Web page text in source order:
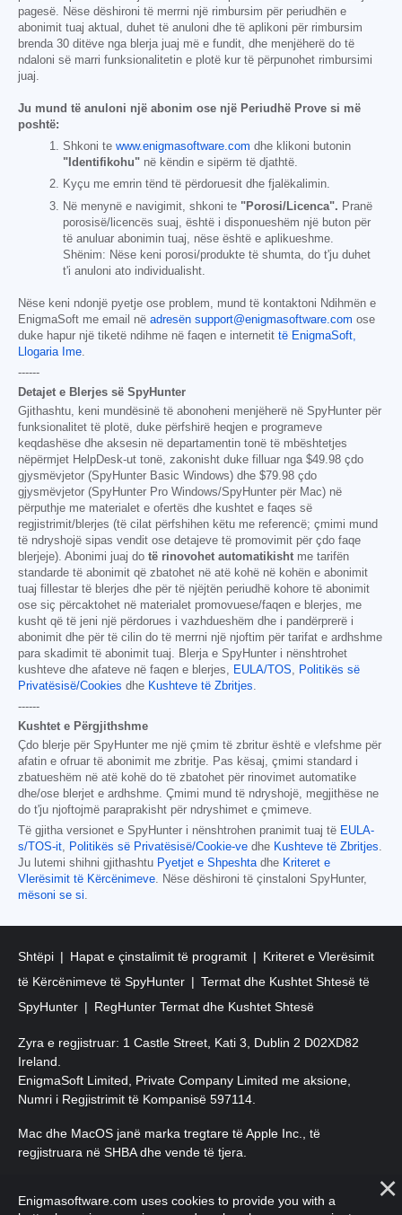
pagesë. Nëse dëshironi të merrni një rimbursim për periudhën e
abonimit tuaj aktual, duhet të anuloni dhe të aplikoni për rimbursim
brenda 30 ditëve nga blerja juaj më e fundit, dhe menjëherë do të
ndaloni së marri funksionalitetin e plotë kur të përpunohet rimbursimi
juaj.
Ju mund të anuloni një abonim ose një Periudhë Prove si më
poshtë:
Shkoni te www.enigmasoftware.com dhe klikoni butonin
"Identifikohu" në këndin e sipërm të djathtë.
Kyçu me emrin tënd të përdoruesit dhe fjalëkalimin.
Në menynë e navigimit, shkoni te "Porosi/Licenca". Pranë
porosisë/licencës suaj, është i disponueshëm një buton për
të anuluar abonimin tuaj, nëse është e aplikueshme.
Shënim: Nëse keni porosi/produkte të shumta, do t'ju duhet
t'i anuloni ato individualisht.
Nëse keni ndonjë pyetje ose problem, mund të kontaktoni Ndihmën e
EnigmaSoft me email në adresën support@enigmasoftware.com ose
duke hapur një tiketë ndihme në faqen e internetit të EnigmaSoft,
Llogaria Ime
------
Detajet e Blerjes së SpyHunter
Gjithashtu, keni mundësinë të abonoheni menjëherë në SpyHunter për
funksionalitet të plotë, duke përfshirë heqjen e programeve
keqdashëse dhe aksesin në departamentin tonë të mbështetjes
nëpërmjet HelpDesk-ut tonë, zakonisht duke filluar nga $49.98 çdo
gjysmëvjetor (SpyHunter Basic Windows) dhe $79.98 çdo
gjysmëvjetor (SpyHunter Pro Windows/SpyHunter për Mac) në
përputhje me materialet e ofertës dhe kushtet e faqes së
regjistrimit/blerjes (të cilat përfshihen këtu me referencë; çmimi mund
të ndryshojë sipas vendit ose detajeve të promovimit për çdo faqe
blerjeje). Abonimi juaj do të rinovohet automatikisht me tarifën
standarde të abonimit që zbatohet në atë kohë në kohën e abonimit
tuaj fillestar të blerjes dhe për të njëjtën periudhë kohore të abonimit
ose siç përcaktohet në materialet promovuese/faqen e blerjes, me
kusht që të jeni një përdorues i vazhdueshëm dhe i pandërprerë i
abonimit dhe për të cilin do të merrni një njoftim për tarifat e ardhshme
para skadimit të abonimit tuaj. Blerja e SpyHunter i nënshtrohet
kushteve dhe afateve në faqen e blerjes,
EULA/TOS
Politikës së
Privatësisë/Cookies dhe Kushteve të Zbritjes
------
Kushtet e Përgjithshme
Çdo blerje për SpyHunter me një çmim të zbritur është e vlefshme për
afatin e ofruar të abonimit me zbritje. Pas kësaj, çmimi standard i
zbatueshëm në atë kohë do të zbatohet për rinovimet automatike
dhe/ose blerjet e ardhshme. Çmimi mund të ndryshojë, megjithëse ne
do t'ju njoftojmë paraprakisht për ndryshimet e çmimeve.
Të gjitha versionet e SpyHunter i nënshtrohen pranimit tuaj të EULA-
s/TOS-it
Politikës së Privatësisë/Cookie-ve dhe Kushteve të Zbritjes
Ju lutemi shihni gjithashtu Pyetjet e Shpeshta dhe Kriteret e
Vlerësimit të Kërcënimeve . Nëse dëshironi të çinstaloni SpyHunter,
mësoni se si
Shtëpi Hapat e çinstalimit të programit
Kriteret e Vlerësimit
të Kërcënimeve të SpyHunter
Termat dhe Kushtet Shtesë të
SpyHunter
RegHunter Termat dhe Kushtet Shtesë
Zyra e regjistruar: 1 Castle Street, Kati 3, Dublin 2 D02XD82
Ireland.
EnigmaSoft Limited, Private Company Limited me aksione,
Numri i Regjistrimit të Kompanisë 597114.
Mac dhe MacOS janë marka tregtare të Apple Inc., të
regjistruara në SHBA dhe vende të tjera.
. EnigmaSoft Ltd. Të gjitha të drejtat
e rezervuara.
Enigmasoftware.com uses cookies to provide you with a